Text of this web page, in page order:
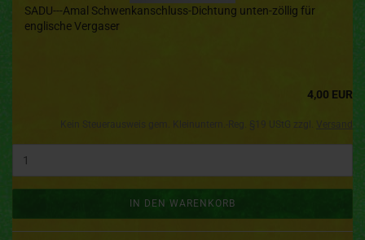
SADU---Amal Schwenkanschluss-Dichtung unten-zöllig für
englische Vergaser
4,00 EUR
IN DEN WARENKORB